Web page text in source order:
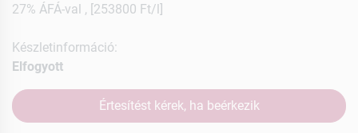
27% ÁFÁ-val , [253800 Ft/l]
Készletinformáció:
Elfogyott
Értesítést kérek, ha beérkezik